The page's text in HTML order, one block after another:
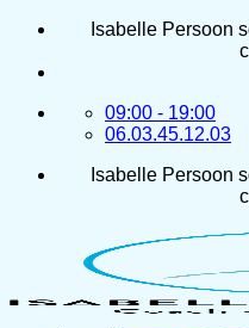
Passer
contenu
Isabelle Persoon
09:00 - 19:00
06.03.45.12.03
Isabelle Persoon